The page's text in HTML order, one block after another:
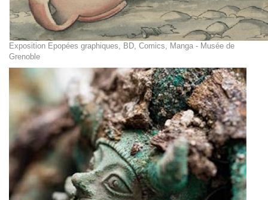
Exposition Epopées graphiques, BD, Comics, Manga - Musée de
Grenoble